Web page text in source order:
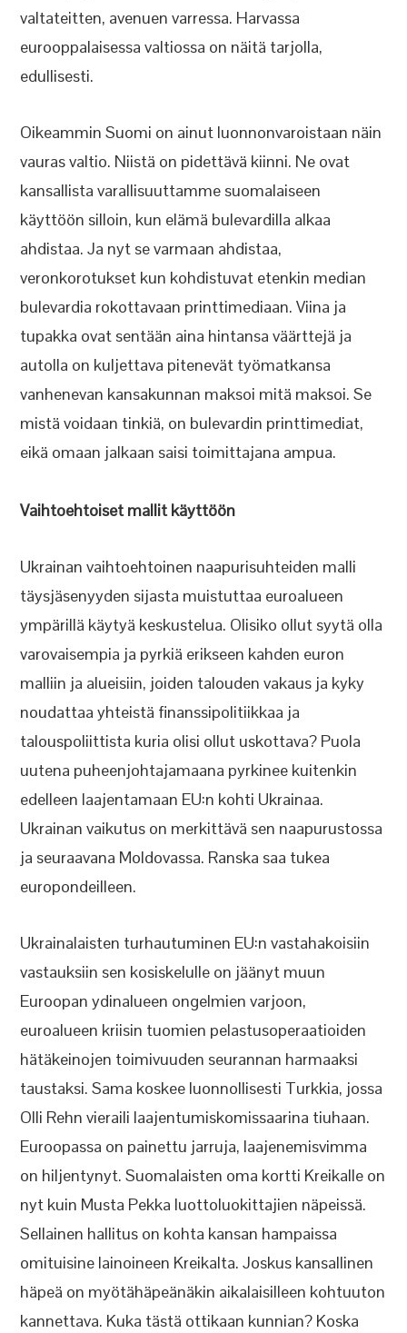
valtateitten, avenuen varressa. Harvassa
eurooppalaisessa valtiossa on näitä tarjolla,
edullisesti.
Oikeammin Suomi on ainut luonnonvaroistaan näin
vauras valtio. Niistä on pidettävä kiinni. Ne ovat
kansallista varallisuuttamme suomalaiseen
käyttöön silloin, kun elämä bulevardilla alkaa
ahdistaa. Ja nyt se varmaan ahdistaa,
veronkorotukset kun kohdistuvat etenkin median
bulevardia rokottavaan printtimediaan. Viina ja
tupakka ovat sentään aina hintansa väärttejä ja
autolla on kuljettava pitenevät työmatkansa
vanhenevan kansakunnan maksoi mitä maksoi. Se
mistä voidaan tinkiä, on bulevardin printtimediat,
eikä omaan jalkaan saisi toimittajana ampua.
Vaihtoehtoiset mallit käyttöön
Ukrainan vaihtoehtoinen naapurisuhteiden malli
täysjäsenyyden sijasta muistuttaa euroalueen
ympärillä käytyä keskustelua. Olisiko ollut syytä olla
varovaisempia ja pyrkiä erikseen kahden euron
malliin ja alueisiin, joiden talouden vakaus ja kyky
noudattaa yhteistä finanssipolitiikkaa ja
talouspoliittista kuria olisi ollut uskottava? Puola
uutena puheenjohtajamaana pyrkinee kuitenkin
edelleen laajentamaan EU:n kohti Ukrainaa.
Ukrainan vaikutus on merkittävä sen naapurustossa
ja seuraavana Moldovassa. Ranska saa tukea
europondeilleen.
Ukrainalaisten turhautuminen EU:n vastahakoisiin
vastauksiin sen kosiskelulle on jäänyt muun
Euroopan ydinalueen ongelmien varjoon,
euroalueen kriisin tuomien pelastusoperaatioiden
hätäkeinojen toimivuuden seurannan harmaaksi
taustaksi. Sama koskee luonnollisesti Turkkia, jossa
Olli Rehn vieraili laajentumiskomissaarina tiuhaan.
Euroopassa on painettu jarruja, laajenemisvimma
on hiljentynyt. Suomalaisten oma kortti Kreikalle on
nyt kuin Musta Pekka luottoluokittajien näpeissä.
Sellainen hallitus on kohta kansan hampaissa
omituisine lainoineen Kreikalta. Joskus kansallinen
häpeä on myötähäpeänäkin aikalaisilleen kohtuuton
kannettava. Kuka tästä ottikaan kunnian? Koska